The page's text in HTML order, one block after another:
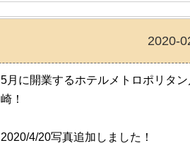
2020-
5月に開業するホテルメトロポリタン
崎！
2020/4/20写真追加しました！